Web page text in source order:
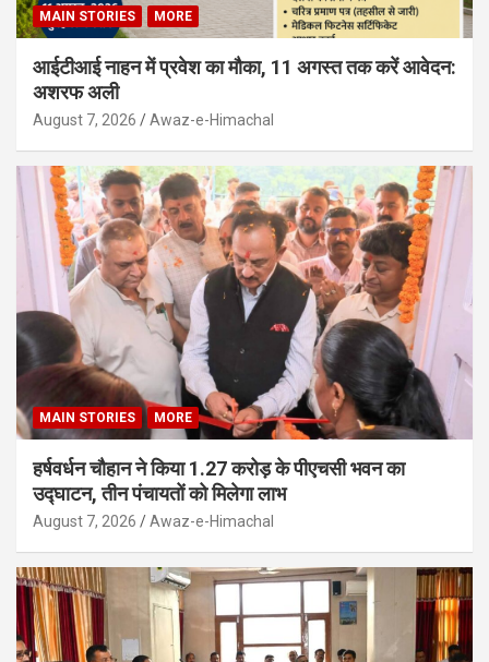
MAIN STORIES MORE
आईटीआई नाहन में प्रवेश का मौका, 11 अगस्त तक करें आवेदन:
अशरफ अली
August 7, 2026 Awaz-e-Himachal
MAIN STORIES MORE
हर्षवर्धन चौहान ने किया 1.27 करोड़ के पीएचसी भवन का
उद्घाटन, तीन पंचायतों को मिलेगा लाभ
August 7, 2026 Awaz-e-Himachal